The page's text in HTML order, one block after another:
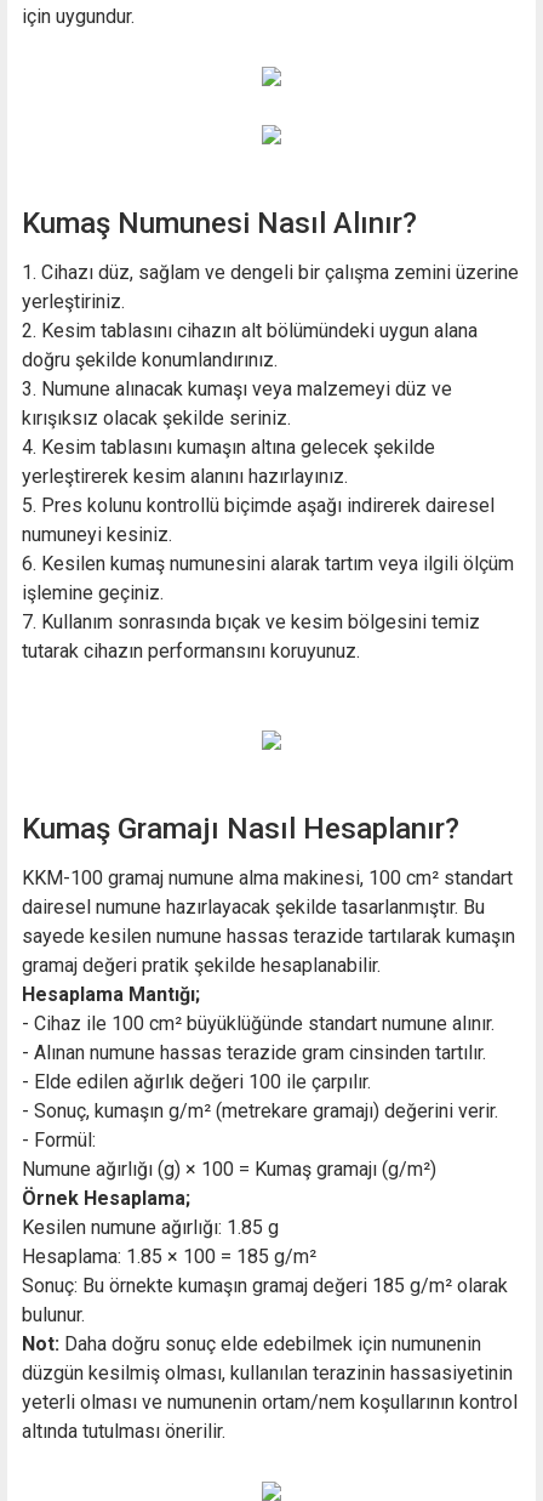
için uygundur.
Kumaş Numunesi Nasıl Alınır?
1. Cihazı düz, sağlam ve dengeli bir çalışma zemini üzerine
yerleştiriniz.
2. Kesim tablasını cihazın alt bölümündeki uygun alana
doğru şekilde konumlandırınız.
3. Numune alınacak kumaşı veya malzemeyi düz ve
kırışıksız olacak şekilde seriniz.
4. Kesim tablasını kumaşın altına gelecek şekilde
yerleştirerek kesim alanını hazırlayınız.
5. Pres kolunu kontrollü biçimde aşağı indirerek dairesel
numuneyi kesiniz.
6. Kesilen kumaş numunesini alarak tartım veya ilgili ölçüm
işlemine geçiniz.
7. Kullanım sonrasında bıçak ve kesim bölgesini temiz
tutarak cihazın performansını koruyunuz.
Kumaş Gramajı Nasıl Hesaplanır?
KKM-100 gramaj numune alma makinesi, 100 cm² standart
dairesel numune hazırlayacak şekilde tasarlanmıştır. Bu
sayede kesilen numune hassas terazide tartılarak kumaşın
gramaj değeri pratik şekilde hesaplanabilir.
Hesaplama Mantığı;
- Cihaz ile 100 cm² büyüklüğünde standart numune alınır.
- Alınan numune hassas terazide gram cinsinden tartılır.
- Elde edilen ağırlık değeri 100 ile çarpılır.
- Sonuç, kumaşın g/m² (metrekare gramajı) değerini verir.
- Formül:
Numune ağırlığı (g) × 100 = Kumaş gramajı (g/m²)
Örnek Hesaplama;
Kesilen numune ağırlığı: 1.85 g
Hesaplama: 1.85 × 100 = 185 g/m²
Sonuç: Bu örnekte kumaşın gramaj değeri 185 g/m² olarak
bulunur.
Not: Daha doğru sonuç elde edebilmek için numunenin
düzgün kesilmiş olması, kullanılan terazinin hassasiyetinin
yeterli olması ve numunenin ortam/nem koşullarının kontrol
altında tutulması önerilir.